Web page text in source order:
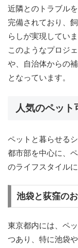
近隣とのトラブル
完備されており、
らしが実現していま
このようなプロジ
や、自治体からの
となっています。
人気のペッ
ペットと暮らせる
都市部を中心に、
のライフスタイル
池袋と荻窪の
東京都内には、ペ
つあり、特に池袋